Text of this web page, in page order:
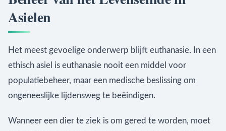
Asielen
Het meest gevoelige onderwerp blijft euthanasie. In een
ethisch asiel is euthanasie nooit een middel voor
populatiebeheer, maar een medische beslissing om
ongeneeslijke lijdensweg te beëindigen.
Wanneer een dier te ziek is om gered te worden, moet